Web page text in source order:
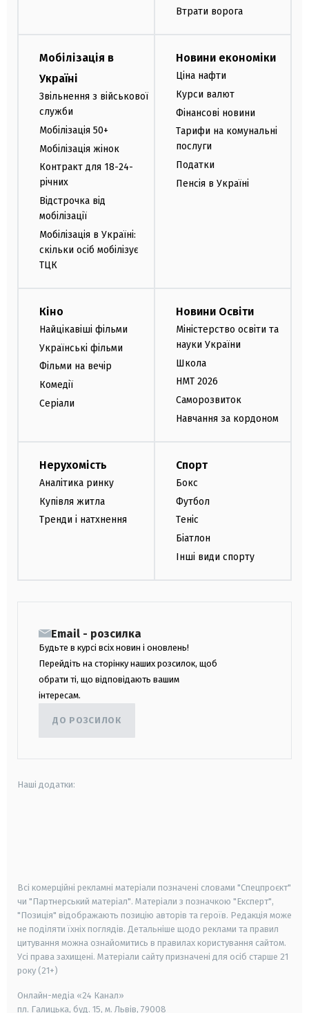
Втрати ворога
Мобілізація в
Україні
Звільнення з військової
служби
Мобілізація 50+
Мобілізація жінок
Контракт для 18-24-
річних
Відстрочка від
мобілізації
Мобілізація в Україні:
скільки осіб мобілізує
ТЦК
Новини економіки
Ціна нафти
Курси валют
Фінансові новини
Тарифи на комунальні
послуги
Податки
Пенсія в Україні
Кіно
Найцікавіші фільми
Українські фільми
Фільми на вечір
Комедії
Серіали
Новини Освіти
Міністерство освіти та
науки України
Школа
НМТ 2026
Саморозвиток
Навчання за кордоном
Нерухомість
Аналітика ринку
Купівля житла
Тренди і натхнення
Спорт
Бокс
Футбол
Теніс
Біатлон
Інші види спорту
Email - розсилка
Будьте в курсі всіх новин і оновлень!
Перейдіть на сторінку наших розсилок, щоб
обрати ті, що відповідають вашим
інтересам.
ДО РОЗСИЛОК
Наші додатки:
Всі комерційні рекламні матеріали позначені словами "Спецпроєкт"
чи "Партнерський матеріал". Матеріали з позначкою "Експерт",
"Позиція" відображають позицію авторів та героїв. Редакція може
не поділяти їхніх поглядів. Детальніше щодо реклами та правил
цитування можна ознайомитись в правилах користування сайтом.
Усі права захищені. Матеріали сайту призначені для осіб старше 21
року (21+)
Онлайн-медіа «24 Канал»
пл. Галицька, буд. 15, м. Львів, 79008